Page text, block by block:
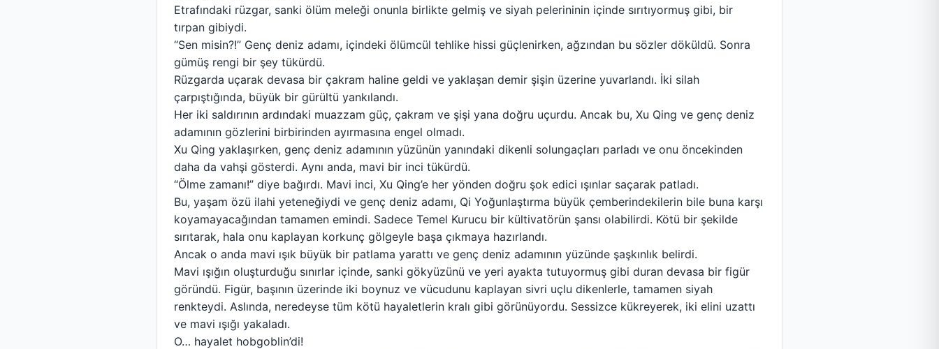
Etrafındaki rüzgar, sanki ölüm meleği onunla birlikte gelmiş ve siyah pelerininin içinde sırıtıyormuş gibi, bir
tırpan gibiydi.
“Sen misin?!” Genç deniz adamı, içindeki ölümcül tehlike hissi güçlenirken, ağzından bu sözler döküldü. Sonra
gümüş rengi bir şey tükürdü.
Rüzgarda uçarak devasa bir çakram haline geldi ve yaklaşan demir şişin üzerine yuvarlandı. İki silah
çarpıştığında, büyük bir gürültü yankılandı.
Her iki saldırının ardındaki muazzam güç, çakram ve şişi yana doğru uçurdu. Ancak bu, Xu Qing ve genç deniz
adamının gözlerini birbirinden ayırmasına engel olmadı.
Xu Qing yaklaşırken, genç deniz adamının yüzünün yanındaki dikenli solungaçları parladı ve onu öncekinden
daha da vahşi gösterdi. Aynı anda, mavi bir inci tükürdü.
“Ölme zamanı!” diye bağırdı. Mavi inci, Xu Qing’e her yönden doğru şok edici ışınlar saçarak patladı.
Bu, yaşam özü ilahi yeteneğiydi ve genç deniz adamı, Qi Yoğunlaştırma büyük çemberindekilerin bile buna karşı
koyamayacağından tamamen emindi. Sadece Temel Kurucu bir kültivatörün şansı olabilirdi. Kötü bir şekilde
sırıtarak, hala onu kaplayan korkunç gölgeyle başa çıkmaya hazırlandı.
Ancak o anda mavi ışık büyük bir patlama yarattı ve genç deniz adamının yüzünde şaşkınlık belirdi.
Mavi ışığın oluşturduğu sınırlar içinde, sanki gökyüzünü ve yeri ayakta tutuyormuş gibi duran devasa bir figür
göründü. Figür, başının üzerinde iki boynuz ve vücudunu kaplayan sivri uçlu dikenlerle, tamamen siyah
renkteydi. Aslında, neredeyse tüm kötü hayaletlerin kralı gibi görünüyordu. Sessizce kükreyerek, iki elini uzattı
ve mavi ışığı yakaladı.
O… hayalet hobgoblin’di!